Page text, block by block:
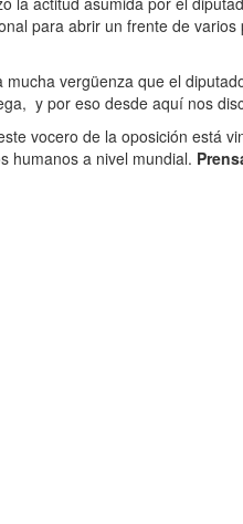
para abrir un frente de
vergüenza que el
y por eso desde aquí nos
vocero de la oposición está
humanos a nivel mundial.